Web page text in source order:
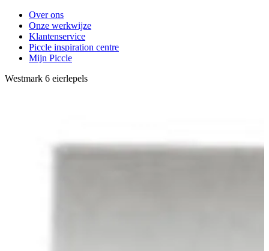
Over ons
Onze werkwijze
Klantenservice
Piccle inspiration centre
Mijn Piccle
Westmark 6 eierlepels